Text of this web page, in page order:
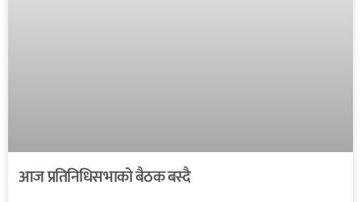
आज प्रतिनिधिसभाको बैठक बस्दै